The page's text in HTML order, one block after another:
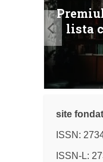
lista
site
ISSN:
ISSN-L: